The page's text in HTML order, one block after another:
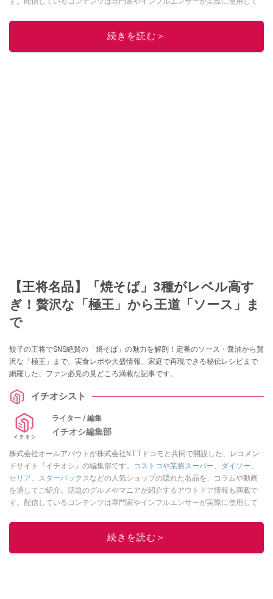
ニュースでフォロー
続きを読む＞
【王将名品】「焼そば」3種がレベル高す
ぎ！贅沢な「極王」から王道「ソース」ま
で
餃子の王将でSNS絶賛の「焼そば」の魅力を解剖！定番のソース・醤油から贅
沢な「極王」まで、実食レポや大盛情報、家庭で再現できる秘伝レシピまで
網羅した、ファン必見の見どころ満載な記事です。
イチオシスト
ライター / 編集
イチオシ編集部
株式会社オールアバウトが株式会社NTTドコモと共同で開設した、レコメン
ドサイト『イチオシ』の編集部です。
コストコや業務スーパー ダイソー
セリア
スターバックス などの人気ショップの隠れた名品を、コラムや動画
を通してご紹介。話題のグルメやマニアが紹介するアウトドア情報も満載で
す。配信しているコンテンツは専門家やインフルエンサーが実際に使用して
ニュースでフォロー
続きを読む＞